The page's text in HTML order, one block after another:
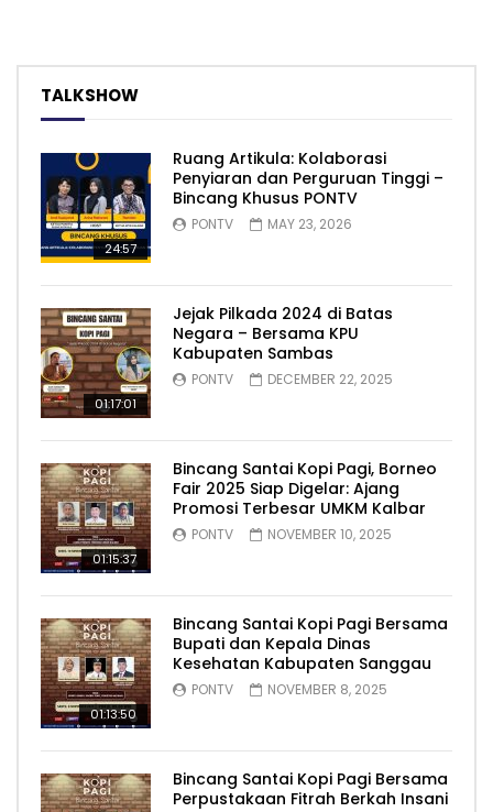
TALKSHOW
24:57
Ruang Artikula: Kolaborasi
Penyiaran dan Perguruan Tinggi –
Bincang Khusus PONTV
PONTV MAY 23, 2026
01:17:01
Jejak Pilkada 2024 di Batas
Negara – Bersama KPU
Kabupaten Sambas
PONTV DECEMBER 22, 2025
01:15:37
Bincang Santai Kopi Pagi, Borneo
Fair 2025 Siap Digelar: Ajang
Promosi Terbesar UMKM Kalbar
PONTV NOVEMBER 10, 2025
01:13:50
Bincang Santai Kopi Pagi Bersama
Bupati dan Kepala Dinas
Kesehatan Kabupaten Sanggau
PONTV NOVEMBER 8, 2025
Bincang Santai Kopi Pagi Bersama
Perpustakaan Fitrah Berkah Insani